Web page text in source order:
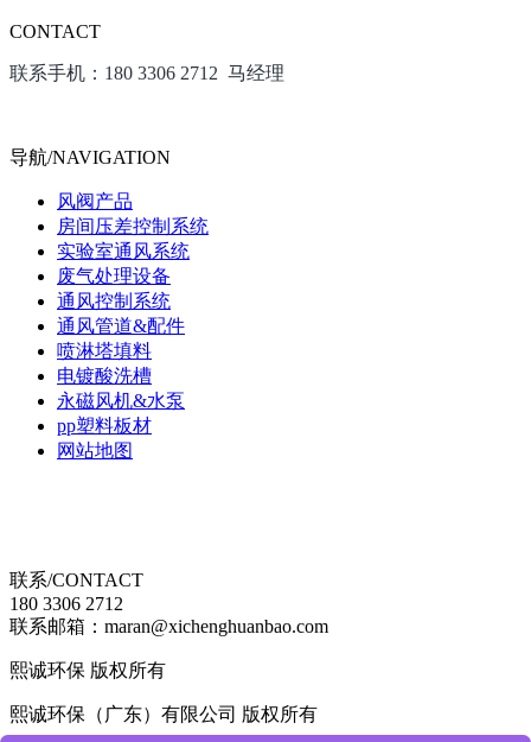
CONTACT
联系手机：180 3306 2712 马经理
导航/NAVIGATION
风阀产品
房间压差控制系统
实验室通风系统
废气处理设备
通风控制系统
通风管道&配件
喷淋塔填料
电镀酸洗槽
永磁风机&水泵
pp塑料板材
网站地图
联系/CONTACT
180 3306 2712
联系邮箱：maran@xichenghuanbao.com
熙诚环保 版权所有
熙诚环保（广东）有限公司 版权所有